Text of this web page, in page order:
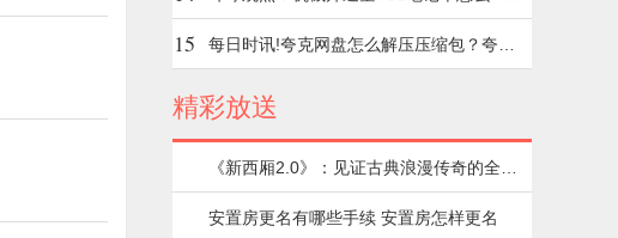
重装Win10系统教学
15
每日时讯!夸克网盘怎么解压压缩包？夸克
网盘解压压缩包详细步骤分享
精彩放送
《新西厢2.0》：见证古典浪漫传奇的全新
演绎
安置房更名有哪些手续 安置房怎样更名